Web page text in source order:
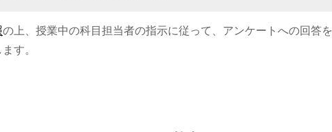
の上、授業中の科目担当者の指示に従って、アンケートへの回答を
す。